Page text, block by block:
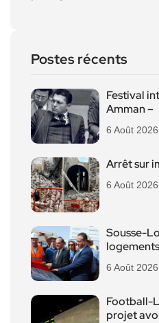
Postes récents
Festival
Amman –
6 Août 2026
Arrêt sur
6 Août 2026
Sousse-
6 Août 2026
Football-
projet